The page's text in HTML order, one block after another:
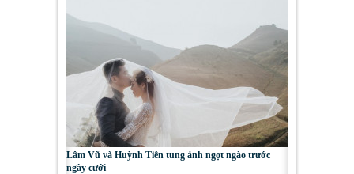
Lâm Vũ và Huỳnh Tiên tung ảnh ngọt ngào trước
ngày cưới